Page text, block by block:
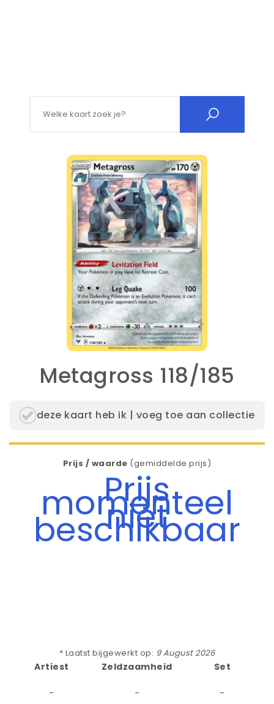
Metagross 118/185
deze kaart heb ik | voeg toe aan collectie
Prijs / waarde (gemiddelde prijs)
Prijs
momenteel
niet
beschikbaar
* Laatst bijgewerkt op: 9 August 2026
Artiest
-
Zeldzaamheid
-
Set
-